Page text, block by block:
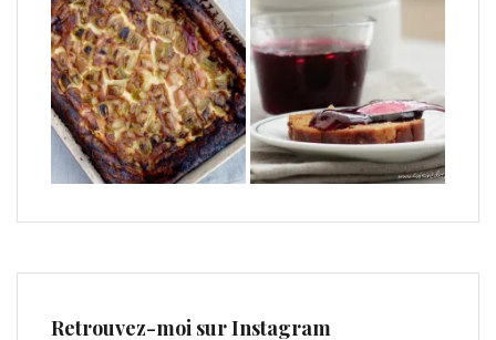
Retrouvez-moi sur Instagram